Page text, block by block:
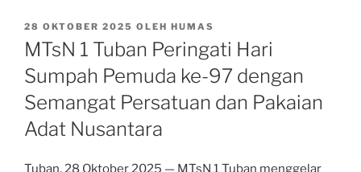
DIPOSKAN
PADA
28 OKTOBER 2025 OLEH HUMAS
MTsN 1 Tuban Peringati Hari
Sumpah Pemuda ke-97 dengan
Semangat Persatuan dan Pakaian
Adat Nusantara
Tuban, 28 Oktober 2025 — MTsN 1 Tuban menggelar